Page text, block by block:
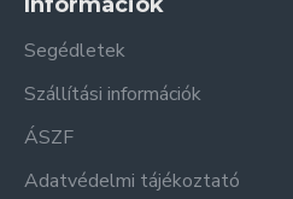
Segédletek
Szállítási információk
ÁSZF
Adatvédelmi tájékoztató